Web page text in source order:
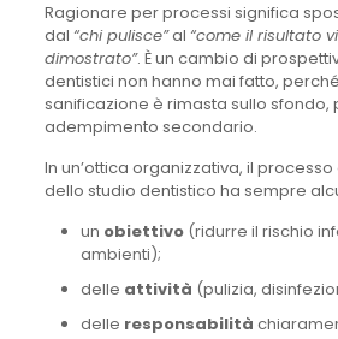
Ragionare per processi significa
dal “chi pulisce”al “come il risultato
dimostrato”. È un cambio di
dentistici non hanno mai fatto,
sanificazione è rimasta sullo
adempimento secondario.
In un’ottica organizzativa, il
dello studio dentistico ha sempre
un obiettivo(ridurre il rischio
ambienti);
delle attività (pulizia,
delle responsabilità